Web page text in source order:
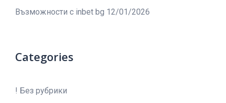
Възможности с inbet bg 12/01/2026
Categories
! Без рубрики